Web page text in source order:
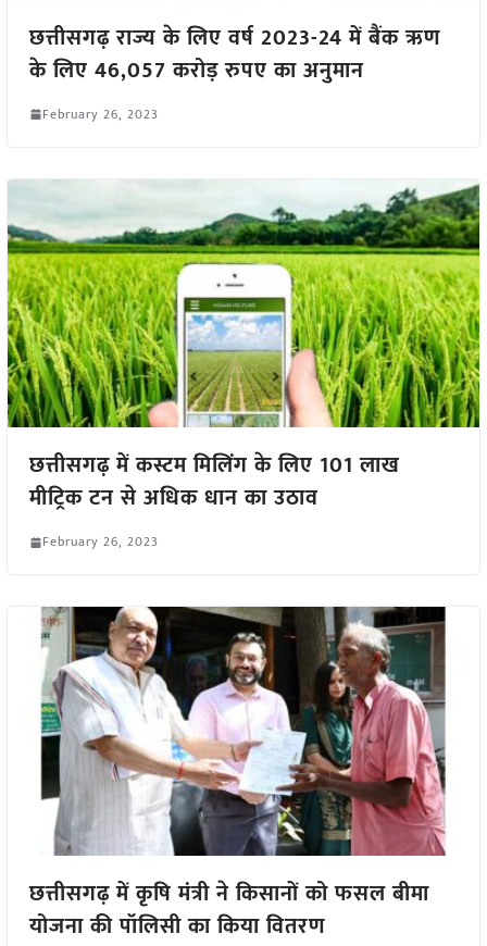
छत्तीसगढ़ राज्य के लिए वर्ष 2023-24 में बैंक ऋण
के लिए 46,057 करोड़ रुपए का अनुमान
February 26, 2023
छत्तीसगढ़ में कस्टम मिलिंग के लिए 101 लाख
मीट्रिक टन से अधिक धान का उठाव
February 26, 2023
छत्तीसगढ़ में कृषि मंत्री ने किसानों को फसल बीमा
योजना की पॉलिसी का किया वितरण